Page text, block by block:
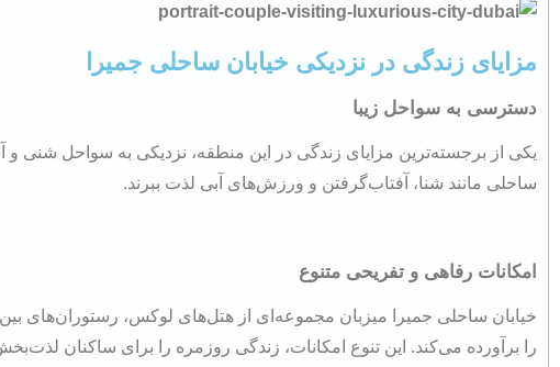
مزایای زندگی در نزدیکی خیابان ساحلی جمیرا
دسترسی به سواحل زیبا
یکی از برجسته‌ترین مزایای زندگی در این منطقه، نزدیکی به سواحل شنی
ساحلی مانند شنا، آفتاب‌گرفتن و ورزش‌های آبی لذت ببرند.
امکانات رفاهی و تفریحی متنوع
خیابان ساحلی جمیرا میزبان مجموعه‌ای از هتل‌های لوکس، رستوران‌های
را برآورده می‌کند. این تنوع امکانات، زندگی روزمره را برای ساکنان